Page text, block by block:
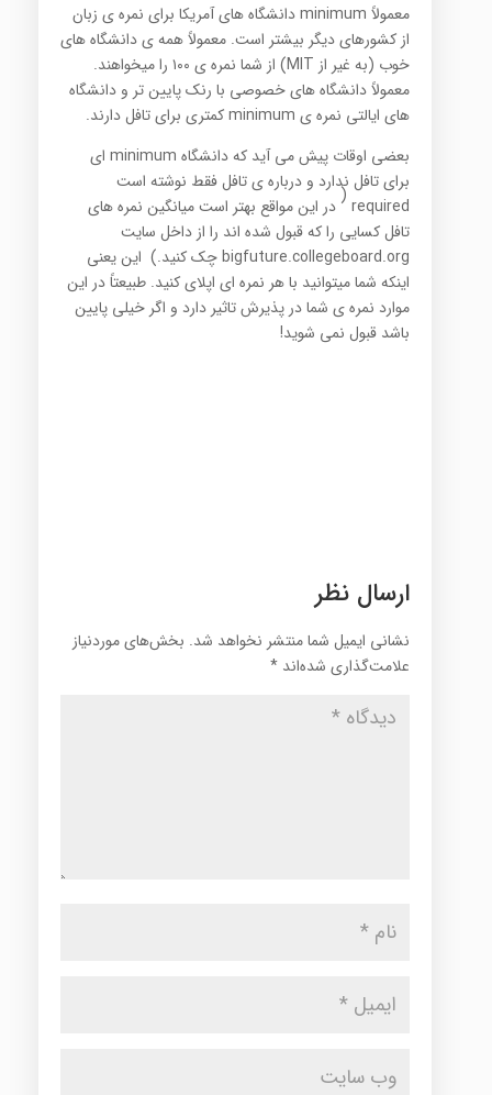
معمولاً minimum دانشگاه های آمریکا برای نمره ی زبان
از کشورهای دیگر بیشتر است. معمولاً همه ی دانشگاه های
خوب (به غیر از MIT) از شما نمره ی ۱۰۰ را میخواهند.
معمولاً دانشگاه های خصوصی با رنک پایین تر و دانشگاه
های ایالتی نمره ی minimum کمتری برای تافل دارند.
بعضی اوقات پیش می آید که دانشگاه minimum ای
برای تافل ندارد و درباره ی تافل فقط نوشته است
required
(
در این مواقع بهتر است میانگین نمره های
تافل کسایی را که قبول شده اند را از داخل سایت
bigfuture.collegeboard.org چک کنید.) این یعنی
اینکه شما میتوانید با هر نمره ای اپلای کنید. طبیعتاً در این
موارد نمره ی شما در پذیرش تاثیر دارد و اگر خیلی پایین
باشد قبول نمی شوید!
ارسال نظر
نشانی ایمیل شما منتشر نخواهد شد. بخش‌های موردنیاز
علامت‌گذاری شده‌اند *